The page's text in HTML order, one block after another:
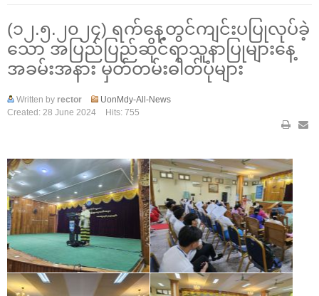
(၁၂.၅.၂၀၂၄) ရက်နေ့တွင်ကျင်းပပြုလုပ်ခဲ့
သော အပြည်ပြည်ဆိုင်ရာသူနာပြုများနေ့
အခမ်းအနား မှတ်တမ်းဓါတ်ပုံများ
Written by rector
UonMdy-All-News
Created: 28 June 2024
Hits: 755